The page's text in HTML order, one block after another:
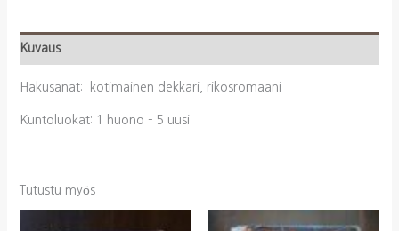
Kuvaus
Hakusanat: kotimainen dekkari, rikosromaani
Kuntoluokat: 1 huono – 5 uusi
Tutustu myös